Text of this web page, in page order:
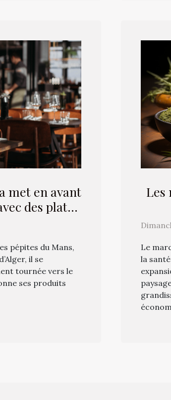
met en avant
des plats
pépites du Mans,
il se
tournée vers le
ses produits
Les
Le
la